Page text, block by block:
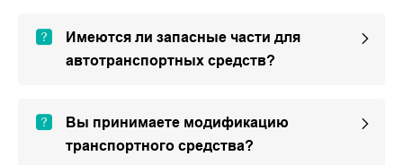
Имеются ли запасные части для
автотранспортных средств?
Вы принимаете модификацию
транспортного средства?